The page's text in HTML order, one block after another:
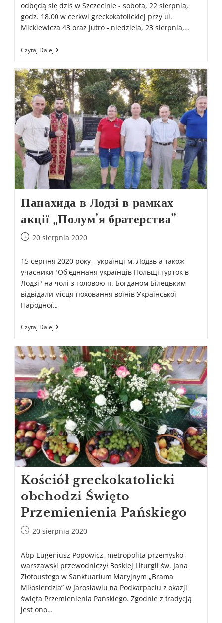
odbędą się dziś w Szczecinie - sobota, 22 sierpnia,
godz. 18.00 w cerkwi greckokatolickiej przy ul.
Mickiewicza 43 oraz jutro - niedziela, 23 sierpnia,…
Czytaj Dalej
Панахида в Лодзі в рамках
акції „Полум’я братерства”
20 sierpnia 2020
15 серпня 2020 року - українці м. Лодзь а також
учасники "Об'єдннаня українців Польщі гурток в
Лодзі" на чолі з головою п. Богданом Білецьким
відвідали місця поховання воїнів Української
Народної…
Czytaj Dalej
Kościół greckokatolicki
obchodzi Święto
Przemienienia Pańskiego
20 sierpnia 2020
Abp Eugeniusz Popowicz, metropolita przemysko-
warszawski przewodniczył Boskiej Liturgii św. Jana
Złotoustego w Sanktuarium Maryjnym „Brama
Miłosierdzia” w Jarosławiu na Podkarpaciu z okazji
święta Przemienienia Pańskiego. Zgodnie z tradycją
jest ono…